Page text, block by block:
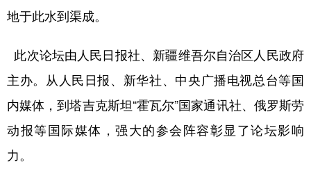
地于此水到渠成。
此次论坛由人民日报社、新疆维吾尔自治区人民政府
主办。从人民日报、新华社、中央广播电视总台等国
内媒体，到塔吉克斯坦“霍瓦尔”国家通讯社、俄罗斯劳
动报等国际媒体，强大的参会阵容彰显了论坛影响
力。